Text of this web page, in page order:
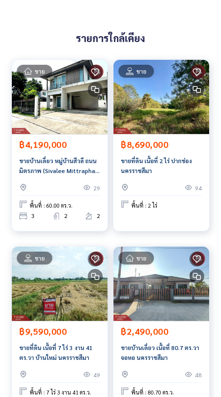
**พร้อมอัตราดอกเบี้ยพิเศษ และ วงเงินสูงสุด 90-100% ของราคา
สนใจสอบถามข้อมูลเพิ่มเติม หรือ นัดชมบ้านได้ที่
Tel :0981049311ชล (รหัสตัวแทน 7654)
Line ID :0956624347
Callcenter :02-047-4282
สนใจดูทรัพย์อื่นๆ เพิ่มเติม มากกว่า 3,000 รายการ
www.tb.co.th
The Best Property Agent CO,.LTD. ผู้นำด้านธุรกิจนายหน้า ตัวแ
ยี และ นวัตกรรมที่สร้างสรรค์ เพื่อส่งมอบบริการที่ดีที่สุดเพื่อคุณ ใ
ห้บริการด้าน ซื้อ ขาย เช่า อสังหาริมทรัพย์
รายการใกล้เคียง
ขาย
฿4,190,000
ขายบ้านเดี่ยว หมู่บ้านสีวลี ถนน
มิตรภาพ (Sivalee Mittraphap
29
พื้นที่ : 60.00 ตร.ว.
3 2 2
ขาย
฿8,690,000
ขายที่ดิน เนื้อที่ 2 ไร่ ปากช่อง
นครราชสีมา
94
พื้นที่ : 2 ไร่
ขาย
฿9,590,000
ขายที่ดิน เนื้อที่ 7 ไร่ 3 งาน 41
ตร.วา บ้านใหม่ นครราชสีมา
49
พื้นที่ : 7 ไร่ 3 งาน 41 ตร.ว.
ขาย
฿2,490,000
ขายบ้านเดี่ยว เนื้อที่ 80.7 ตร.วา
จอหอ นครราชสีมา
48
พื้นที่ : 80.70 ตร.ว.